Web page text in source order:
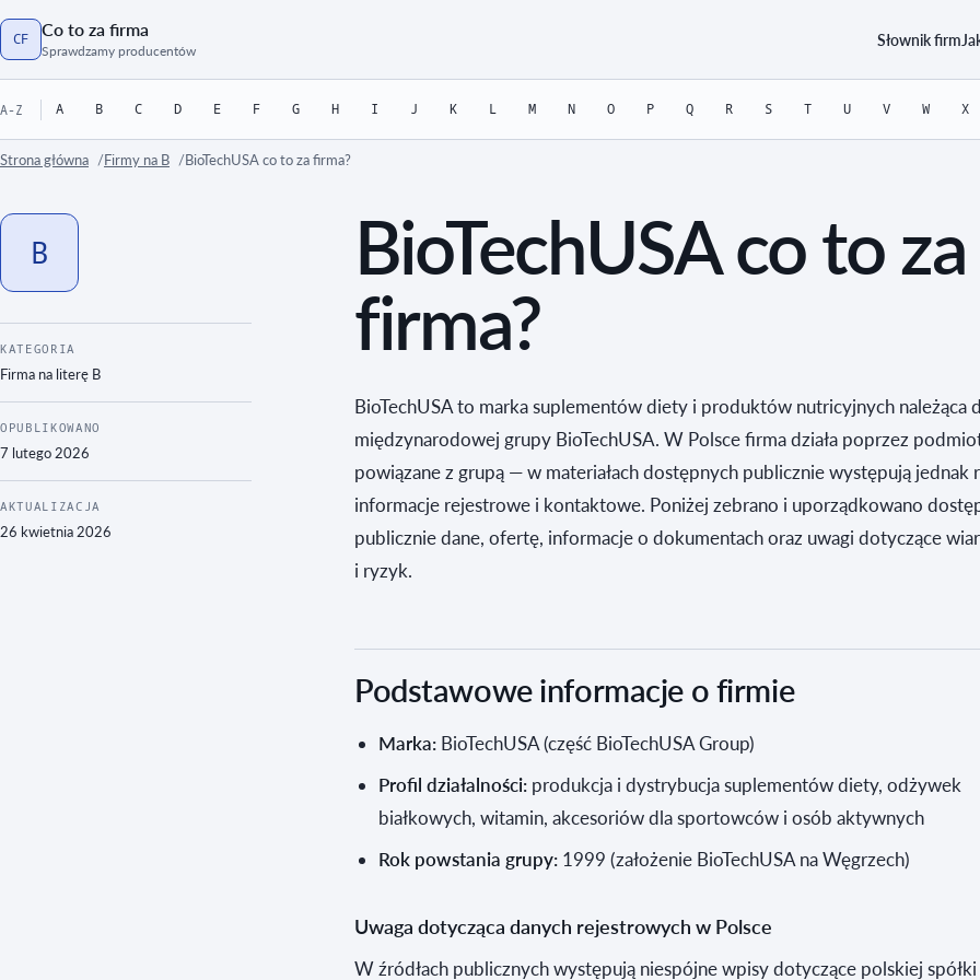
CF Co to za firma
Sprawdzamy producentów
Strona główna
Słownik firm
A-Z A B C D E F G H I J K L M N O P Q R S T U V W X
Strona główna Firmy na B BioTechUSA co to za firma?
B
KATEGORIA
Firma na literę B
OPUBLIKOWANO
7 lutego 2026
AKTUALIZACJA
26 kwietnia 2026
BioTechUSA co to za
firma?
BioTechUSA to marka suplementów diety i produktów nutricyjnych należąca
międzynarodowej grupy BioTechUSA. W Polsce firma działa poprzez
powiązane z grupą — w materiałach dostępnych publicznie występują jednak
informacje rejestrowe i kontaktowe. Poniżej zebrano i uporządkowano
publicznie dane, ofertę, informacje o dokumentach oraz uwagi dotyczące
i ryzyk.
Podstawowe informacje o firmie
Marka: BioTechUSA (część BioTechUSA Group)
Profil działalności: produkcja i dystrybucja suplementów diety, odżywek
białkowych, witamin, akcesoriów dla sportowców i osób aktywnych
Rok powstania grupy: 1999 (założenie BioTechUSA na Węgrzech)
Uwaga dotycząca danych rejestrowych w Polsce
W źródłach publicznych występują niespójne wpisy dotyczące polskiej spółki